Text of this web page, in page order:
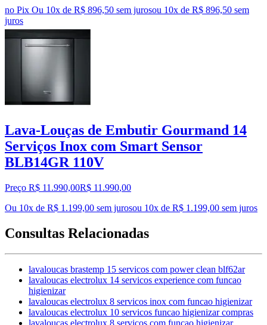
no Pix Ou 10x de R$ 896,50 sem jurosou 10x de R$ 896,50 sem
juros
Lava-Louças de Embutir Gourmand 14
Serviços Inox com Smart Sensor
BLB14GR 110V
Preço R$ 11.990,00R$ 11.990,00
Ou 10x de R$ 1.199,00 sem jurosou 10x de R$ 1.199,00 sem juros
Consultas Relacionadas
lavaloucas brastemp 15 servicos com power clean blf62ar
lavaloucas electrolux 14 servicos experience com funcao
higienizar
lavaloucas electrolux 8 servicos inox com funcao higienizar
lavaloucas electrolux 10 servicos funcao higienizar compras
lavaloucas electrolux 8 servicos com funcao higienizar